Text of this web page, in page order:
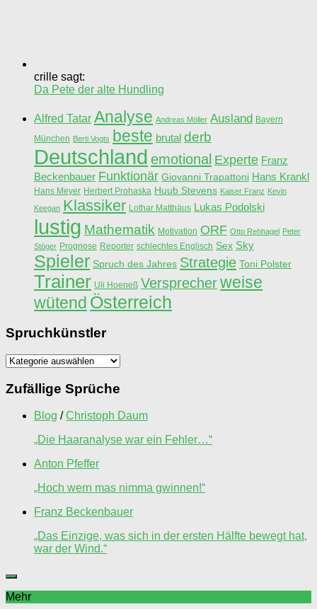
crille sagt:
Da Pete der alte Hundling
Alfred Tatar Analyse Andreas Möller Ausland Bayern
München Berti Vogts beste brutal derb
Deutschland emotional Experte Franz
Beckenbauer Funktionär Giovanni Trapattoni Hans Krankl
Hans Meyer Herbert Prohaska Huub Stevens Kaiser Franz Kevin
Keegan Klassiker Lothar Matthäus Lukas Podolski
lustig Mathematik Motivation ORF Otto Rehhagel Peter
Stöger Prognose Reporter schlechtes Englisch Sex Sky
Spieler Spruch des Jahres Strategie Toni Polster
Trainer Uli Hoeneß Versprecherweise
wütend Österreich
Spruchkünstler
Spruchkünstler
Zufällige Sprüche
Blog / Christoph Daum
„Die Haaranalyse war ein Fehler…“
Anton Pfeffer
„Hoch wern mas nimma gwinnen!“
Franz Beckenbauer
„Das Einzige, was sich in der ersten Hälfte bewegt hat,
war der Wind.“
Mehr